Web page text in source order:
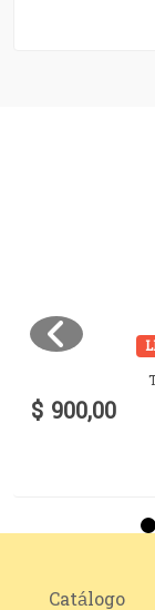
$ 900,00
Catálogo